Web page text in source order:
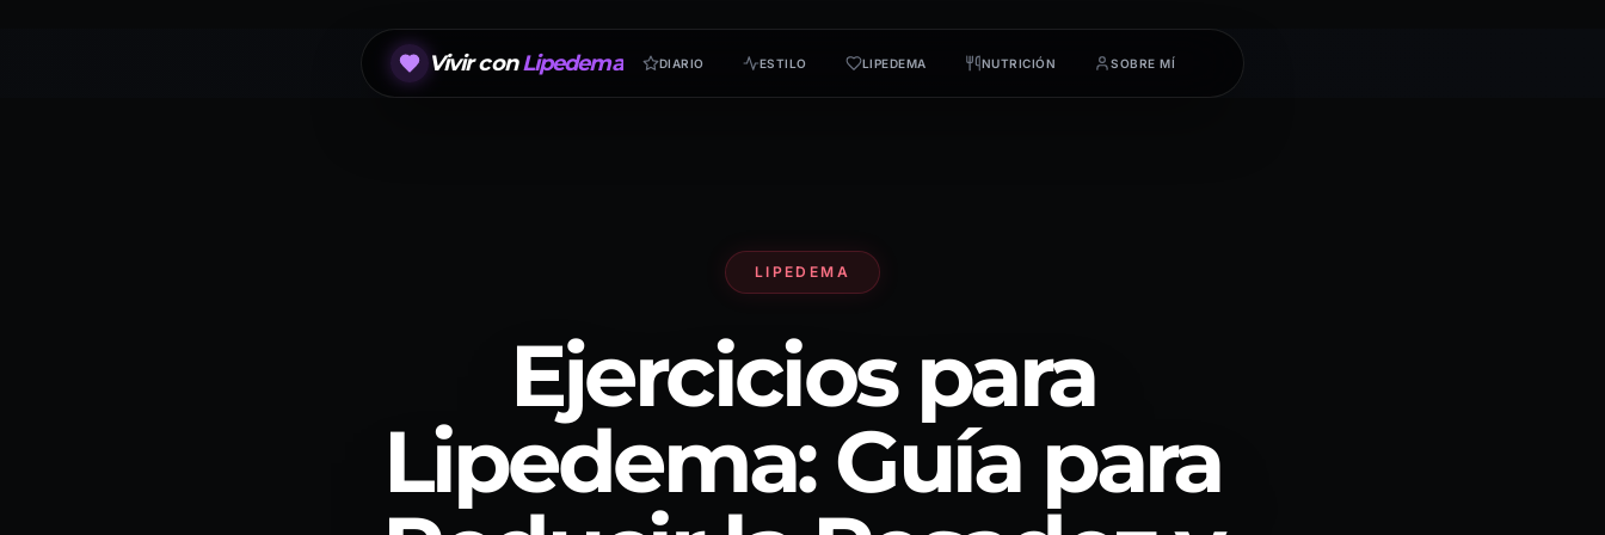
Vivir conLipedema DIARIO ESTILO LIPEDEMA NUTRICIÓN SOBRE MÍ
LIPEDEMA
Ejercicios para
Lipedema: Guía para